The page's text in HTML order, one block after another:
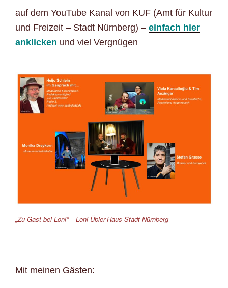
auf dem YouTube Kanal von KUF (Amt für Kultur
und Freizeit – Stadt Nürnberg) – einfach hier
anklicken und viel Vergnügen
„Zu Gast bei Loni“ – Loni-Übler-Haus Stadt Nürnberg
Mit meinen Gästen: